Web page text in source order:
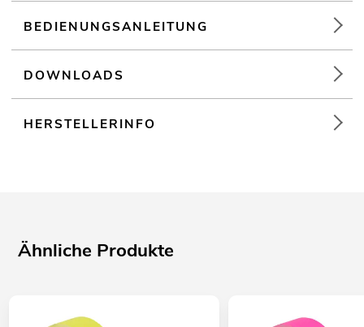
BEDIENUNGSANLEITUNG
DOWNLOADS
HERSTELLERINFO
Ähnliche Produkte